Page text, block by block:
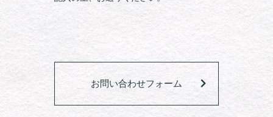
お問い合わせフォーム